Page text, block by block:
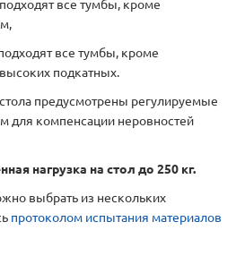
все тумбы, кроме
все тумбы, кроме
подкатных.
предусмотрены регулируемые
для компенсации неровностей
нагрузка на стол до 250 кг.
выбрать из нескольких
протоколом испытания материалов